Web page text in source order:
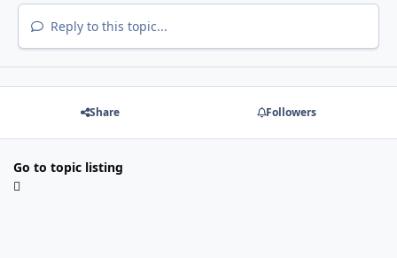
Reply to this topic...
Share Followers
Go to topic listing